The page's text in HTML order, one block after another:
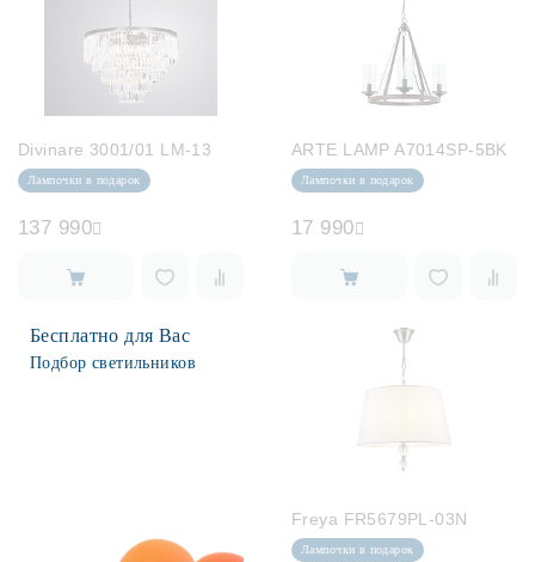
Divinare 3001/01 LM-13
Лампочки в подарок
137 990
ARTE LAMP A7014SP-5BK
Лампочки в подарок
17 990
Бесплатно для Вас
Подбор светильников
Freya FR5679PL-03N
Лампочки в подарок